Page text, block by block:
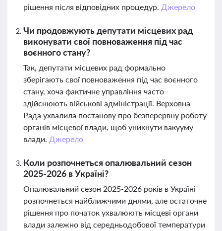
рішення після відповідних процедур. Джерело
Чи продовжують депутати місцевих рад
виконувати свої повноваження під час
воєнного стану?
Так, депутати місцевих рад формально
зберігають свої повноваження під час воєнного
стану, хоча фактичне управління часто
здійснюють військові адміністрації. Верховна
Рада ухвалила постанову про безперервну роботу
органів місцевої влади, щоб уникнути вакууму
влади. Джерело
Коли розпочнеться опалювальний сезон
2025-2026 в Україні?
Опалювальний сезон 2025-2026 років в Україні
розпочнеться найближчими днями, але остаточне
рішення про початок ухвалюють місцеві органи
влади залежно від середньодобової температури